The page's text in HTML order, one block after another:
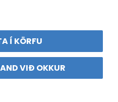
Í KÖRFU
VIÐ OKKUR